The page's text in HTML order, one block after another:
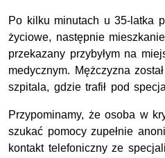
Po kilku minutach u 35-latka
życiowe, następnie
przekazany przybyłym na
medycznym. Mężczyzna
szpitala, gdzie trafił pod
Przypominamy, że osoba w
szukać pomocy zupełnie
kontakt telefoniczny ze